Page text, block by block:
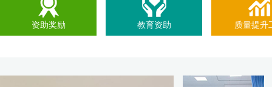
资助奖励 教育资助 质量提升